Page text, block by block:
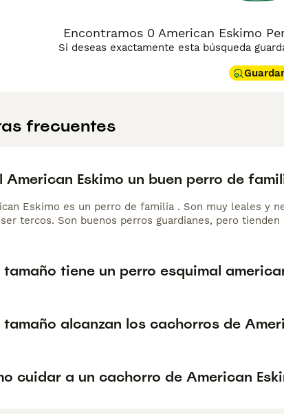
Encontramos 0 American Eskimo
Si deseas exactamente esta búsqueda
frecuentes
American Eskimo un buen perro de
Eskimo es un perro de familia . Son muy leales y
tercos. Son buenos perros guardianes, pero tienden
tamaño tiene un perro esquimal
tamaño alcanzan los cachorros de
cuidar a un cachorro de American